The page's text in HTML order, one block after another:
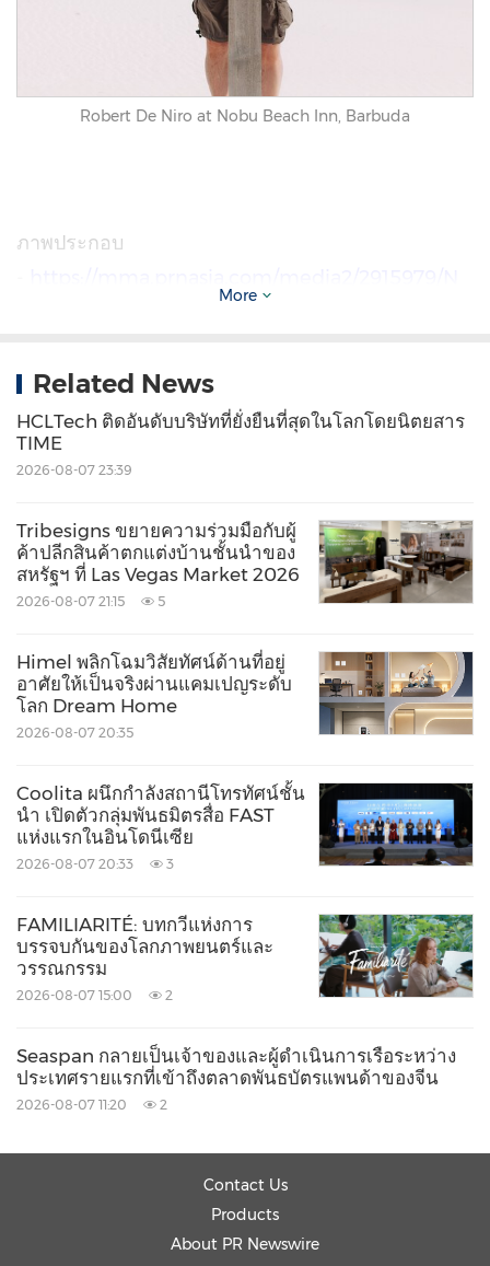
Robert De Niro at Nobu Beach Inn, Barbuda
ภาพประกอบ
ภาพประกอบ
-https://mma.prnasia.com/media2/2915980/N
OBU_HOSPITALITY__Robert_De_Niro_at_Nobu
โลโก้
-https://mma.prnewswire.com/media/264597
8/5813141/Nobu_Hospitality_Logo.jpg
Source: NOBU HOSPITALITY
Keywords: Hotels and Resorts Travel
Share:
More
Related News
HCLTech ติดอันดับบริษัทที่ยั่งยืนที่สุดในโลกโดยนิตยสาร
TIME
2026-08-07 23:39
Tribesigns ขยายความร่วมมือกับผู้
ค้าปลีกสินค้าตกแต่งบ้านชั้นนำของ
สหรัฐฯ ที่ Las Vegas Market 2026
2026-08-07 21:15 5
Himel พลิกโฉมวิสัยทัศน์ด้านที่อยู่
อาศัยให้เป็นจริงผ่านแคมเปญระดับ
โลก Dream Home
2026-08-07 20:35
Coolita ผนึกกำลังสถานีโทรทัศน์ชั้น
นำ เปิดตัวกลุ่มพันธมิตรสื่อ FAST
แห่งแรกในอินโดนีเซีย
2026-08-07 20:33 3
FAMILIARITÉ: บทกวีแห่งการ
บรรจบกันของโลกภาพยนตร์และ
วรรณกรรม
2026-08-07 15:00 2
Seaspan กลายเป็นเจ้าของและผู้ดำเนินการเรือระหว่าง
ประเทศรายแรกที่เข้าถึงตลาดพันธบัตรแพนด้าของจีน
2026-08-07 11:20 2
Contact Us
Products
About PR Newswire